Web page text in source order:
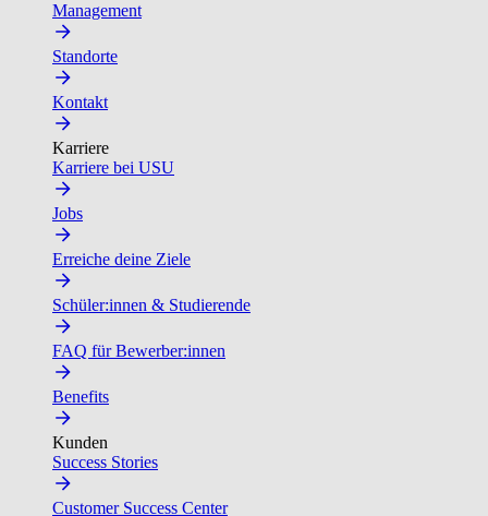
Management
Standorte
Kontakt
Karriere
Karriere bei USU
Jobs
Erreiche deine Ziele
Schüler:innen & Studierende
FAQ für Bewerber:innen
Benefits
Kunden
Success Stories
Customer Success Center